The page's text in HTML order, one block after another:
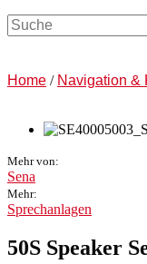
Search
this
Home / Navigation &
Mehr von:
Sena
Mehr:
Sprechanlagen
50S Speaker